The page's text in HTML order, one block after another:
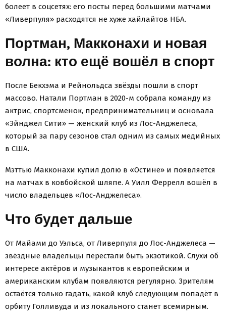
болеет в соцсетях: его посты перед большими матчами
«Ливерпуля» расходятся не хуже хайлайтов НБА.
Портман, Макконахи и новая
волна: кто ещё вошёл в спорт
После Бекхэма и Рейнольдса звёзды пошли в спорт
массово. Натали Портман в 2020-м собрала команду из
актрис, спортсменок, предпринимательниц и основала
«Эйнджел Сити» — женский клуб из Лос-Анджелеса,
который за пару сезонов стал одним из самых медийных
в США.
Мэттью Макконахи купил долю в «Остине» и появляется
на матчах в ковбойской шляпе. А Уилл Феррелл вошёл в
число владельцев «Лос-Анджелеса».
Что будет дальше
От Майами до Уэльса, от Ливерпуля до Лос-Анджелеса —
звёздные владельцы перестали быть экзотикой. Слухи об
интересе актёров и музыкантов к европейским и
американским клубам появляются регулярно. Зрителям
остаётся только гадать, какой клуб следующим попадёт в
орбиту Голливуда и из локального станет всемирным.